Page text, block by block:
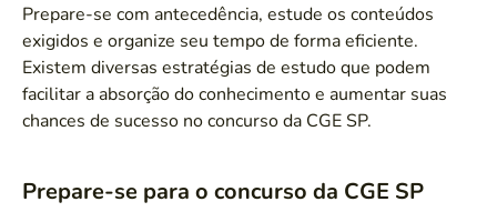
Prepare-se com antecedência, estude os conteúdos
exigidos e organize seu tempo de forma eficiente.
Existem diversas estratégias de estudo que podem
facilitar a absorção do conhecimento e aumentar suas
chances de sucesso no concurso da CGE SP.
Prepare-se para o concurso da CGE SP